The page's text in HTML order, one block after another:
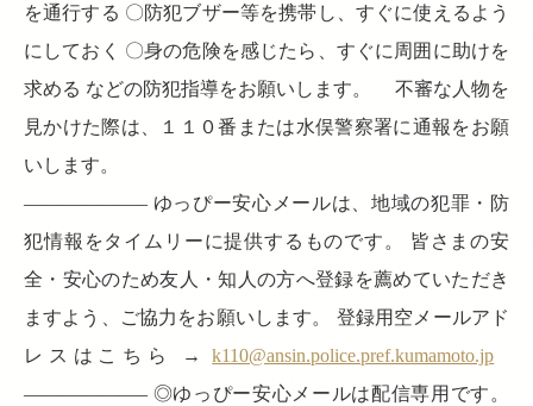
を通行する 〇防犯ブザー等を携帯し、すぐに使えるよう
にしておく 〇身の危険を感じたら、すぐに周囲に助けを
求める などの防犯指導をお願いします。 不審な人物を
見かけた際は、１１０番または水俣警察署に通報をお願
いします。
——————– ゆっぴー安心メールは、地域の犯罪・防
犯情報をタイムリーに提供するものです。 皆さまの安
全・安心のため友人・知人の方へ登録を薦めていただき
ますよう、ご協力をお願いします。 登録用空メールアド
レスはこちら →k110@ansin.police.pref.kumamoto.jp
——————– ◎ゆっぴー安心メールは配信専用です。